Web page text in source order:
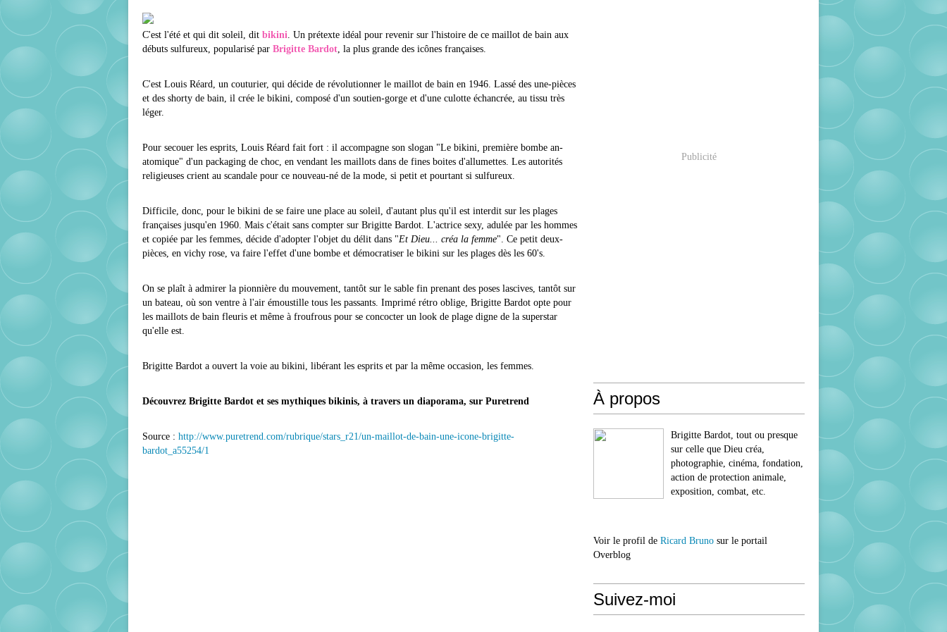
C'est l'été et qui dit soleil, dit bikini. Un prétexte idéal pour revenir sur l'histoire de ce maillot de bain aux
débuts sulfureux, popularisé par Brigitte Bardot, la plus grande des icônes françaises.
C'est Louis Réard, un couturier, qui décide de révolutionner le maillot de bain en 1946. Lassé des une-pièces
et des shorty de bain, il crée le bikini, composé d'un soutien-gorge et d'une culotte échancrée, au tissu très
léger.
Pour secouer les esprits, Louis Réard fait fort : il accompagne son slogan "Le bikini, première bombe an-
atomique" d'un packaging de choc, en vendant les maillots dans de fines boites d'allumettes. Les autorités
religieuses crient au scandale pour ce nouveau-né de la mode, si petit et pourtant si sulfureux.
Difficile, donc, pour le bikini de se faire une place au soleil, d'autant plus qu'il est interdit sur les plages
françaises jusqu'en 1960. Mais c'était sans compter sur Brigitte Bardot. L'actrice sexy, adulée par les hommes
et copiée par les femmes, décide d'adopter l'objet du délit dans "Et Dieu... créa la femme". Ce petit deux-
pièces, en vichy rose, va faire l'effet d'une bombe et démocratiser le bikini sur les plages dès les 60's.
On se plaît à admirer la pionnière du mouvement, tantôt sur le sable fin prenant des poses lascives, tantôt sur
un bateau, où son ventre à l'air émoustille tous les passants. Imprimé rétro oblige, Brigitte Bardot opte pour
les maillots de bain fleuris et même à froufrous pour se concocter un look de plage digne de la superstar
qu'elle est.
Brigitte Bardot a ouvert la voie au bikini, libérant les esprits et par la même occasion, les femmes.
Découvrez Brigitte Bardot et ses mythiques bikinis, à travers un diaporama, sur Puretrend
Source : http://www.puretrend.com/rubrique/stars_r21/un-maillot-de-bain-une-icone-brigitte-
bardot_a55254/1
Publicité
À propos
Brigitte Bardot, tout ou presque
sur celle que Dieu créa,
photographie, cinéma, fondation,
action de protection animale,
exposition, combat, etc.
Voir le profil de Ricard Bruno sur le portail
Overblog
Suivez-moi